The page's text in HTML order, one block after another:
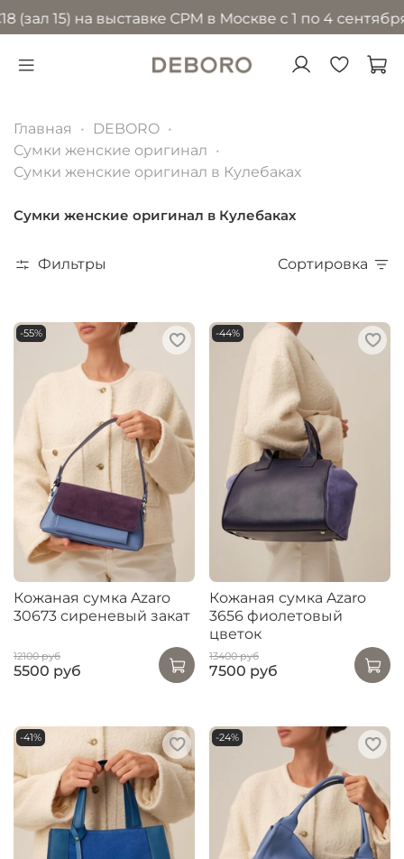
на выставке CPM в Москве с 1 по 4 сентября
Главная
DEBORO
Сумки женские оригинал
Сумки женские оригинал в Кулебаках
Сумки женские оригинал в Кулебаках
Фильтры Сортировка
-55%
Кожаная сумка Azaro
30673 сиреневый закат
12100 руб
5500 руб
-44%
Кожаная сумка Azaro
3656 фиолетовый
цветок
13400 руб
7500 руб
-41% -24%